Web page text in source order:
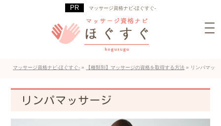
マッサージ資格ナビ-ほぐすぐ-
マッサージ資格ナビ-ほぐすぐ- » 【種類別】マッサージの資格を取得する方法 » リンパマッ
リンパマッサージ